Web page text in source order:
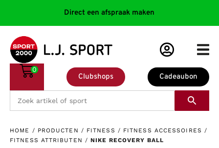
Direct een afspraak maken
Cadeaubon
Clubshops
0
HOME / PRODUCTEN / FITNESS / FITNESS ACCESSOIRES /
FITNESS ATTRIBUTEN /NIKE RECOVERY BALL